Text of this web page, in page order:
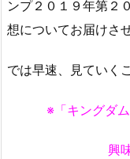
ンプ２０１９年第２
想についてお届けさ
では早速、見ていく
※「キングダ
興